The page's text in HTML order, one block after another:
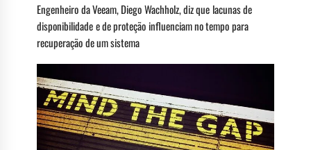
Engenheiro da Veeam, Diego Wachholz, diz que lacunas de
disponibilidade e de proteção influenciam no tempo para
recuperação de um sistema